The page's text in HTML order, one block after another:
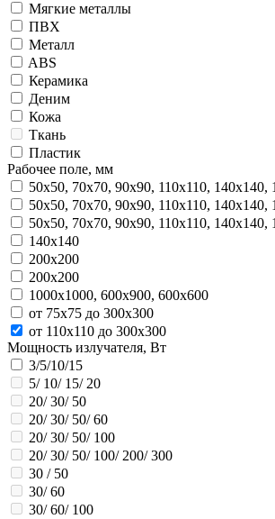
Мягкие металлы
ПВХ
Металл
ABS
Керамика
Деним
Кожа
Ткань
Пластик
Рабочее поле, мм
50х50, 70х70, 90х90, 110x110,
50х50, 70х70, 90х90, 110x110,
50х50, 70х70, 90х90, 110х110,
140х140
200x200
200х200
1000x1000, 600x900, 600х600
от 75x75 до 300x300
от 110x110 до 300x300
Мощность излучателя, Вт
3/5/10/15
5/ 10/ 15/ 20
20/ 30/ 50
20/ 30/ 50/ 60
20/ 30/ 50/ 100
20/ 30/ 50/ 100/ 200/ 300
30 / 50
30/ 60
30/ 60/ 100